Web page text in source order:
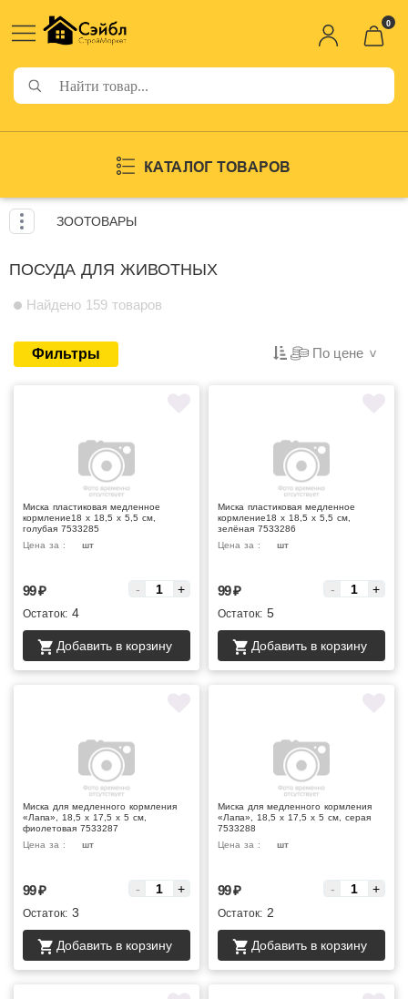
0
КАТАЛОГ ТОВАРОВ
ЗООТОВАРЫ
ПОСУДА ДЛЯ ЖИВОТНЫХ
Найдено 159 товаров
Фильтры По цене >
Миска пластиковая медленное
кормление18 х 18,5 х 5,5 см,
голубая 7533285
Цена за :
шт
99₽ - +
Остаток: 4
Добавить в корзину
Миска пластиковая медленное
кормление18 х 18,5 х 5,5 см,
зелёная 7533286
Цена за :
шт
99₽ - +
Остаток: 5
Добавить в корзину
Миска для медленного кормления
«Лапа», 18,5 х 17,5 х 5 см,
фиолетовая 7533287
Цена за :
шт
99₽ - +
Остаток: 3
Добавить в корзину
Миска для медленного кормления
«Лапа», 18,5 х 17,5 х 5 см, серая
7533288
Цена за :
шт
99₽ - +
Остаток: 2
Добавить в корзину